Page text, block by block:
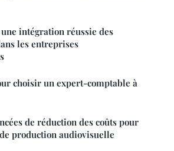
intégration réussie des
les entreprises
choisir un expert-comptable à
de réduction des coûts pour
production audiovisuelle